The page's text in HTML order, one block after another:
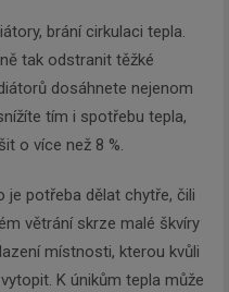
brání cirkulaci tepla.
tak odstranit těžké
dosáhnete nejenom
tím i spotřebu tepla,
o více než 8 %.
je potřeba dělat chytře, čili
větrání skrze malé škvíry
místnosti, kterou kvůli
K únikům tepla může
a my Vám
nejdůležitější
1x týdně.